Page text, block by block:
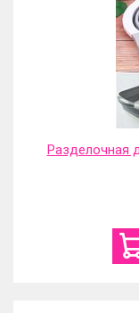
Разделочная